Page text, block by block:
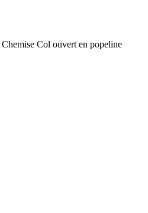
Chemise Col ouvert en popeline